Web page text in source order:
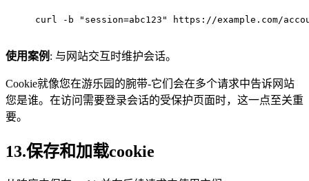
curl -b "session=abc123" https://example.com/
使用案例 : 与网站交互时维护会话。
Cookie就像您在游乐园的腕带-它们会在多个请求中告诉网站
您是谁。在访问需要登录会话的受保护页面时，这一点至关重
要。
13.保存和加载cookie